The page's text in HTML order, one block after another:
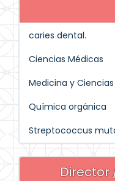
caries dental.
Ciencias Médicas
Medicina y
Química orgánica
Streptococcus